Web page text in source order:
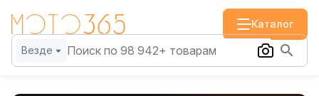
Каталог
Везде